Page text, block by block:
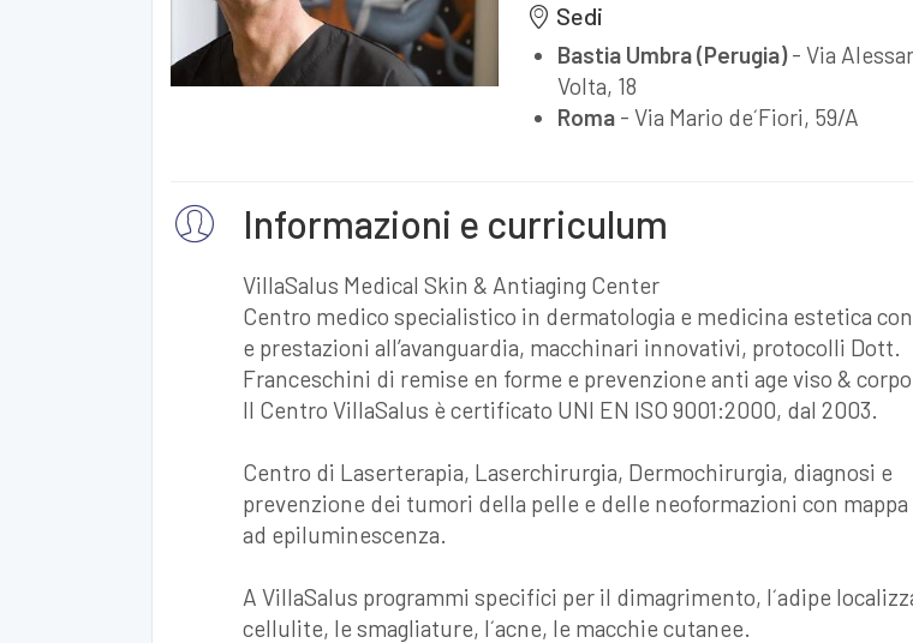
Sedi
Bastia Umbra (Perugia)- Via
Volta, 18
Roma- Via Mario de´Fiori, 59/A
Informazioni e curriculum
VillaSalus Medical Skin & Antiaging Center
Centro medico specialistico in dermatologia e medicina estetica
e prestazioni all’avanguardia, macchinari innovativi, protocolli Dott.
Franceschini di remise en forme e prevenzione anti age viso &
Il Centro VillaSalus è certificato UNI EN ISO 9001:2000, dal 2003.
Centro di Laserterapia, Laserchirurgia, Dermochirurgia, diagnosi e
prevenzione dei tumori della pelle e delle neoformazioni con mappa
ad epiluminescenza.
A VillaSalus programmi specifici per il dimagrimento, l´adipe
cellulite, le smagliature, l´acne, le macchie cutanee.